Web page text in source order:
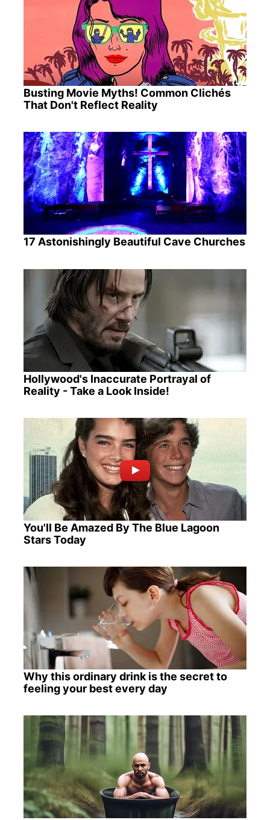
Busting Movie Myths! Common Clichés
That Don't Reflect Reality
17 Astonishingly Beautiful Cave Churches
Hollywood's Inaccurate Portrayal of
Reality - Take a Look Inside!
You'll Be Amazed By The Blue Lagoon
Stars Today
Why this ordinary drink is the secret to
feeling your best every day